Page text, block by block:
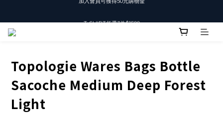
Topologie Wares Bags Bottle
Sacoche Medium Deep Forest
Light